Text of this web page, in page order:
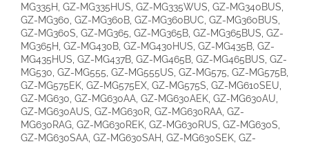
MG335H, GZ-MG335HUS, GZ-MG335WUS, GZ-MG340BUS,
GZ-MG360, GZ-MG360B, GZ-MG360BUC, GZ-MG360BUS,
GZ-MG360S, GZ-MG365, GZ-MG365B, GZ-MG365BUS, GZ-
MG365H, GZ-MG430B, GZ-MG430HUS, GZ-MG435B, GZ-
MG435HUS, GZ-MG437B, GZ-MG465B, GZ-MG465BUS, GZ-
MG530, GZ-MG555, GZ-MG555US, GZ-MG575, GZ-MG575B,
GZ-MG575EK, GZ-MG575EX, GZ-MG575S, GZ-MG610SEU,
GZ-MG630, GZ-MG630AA, GZ-MG630AEK, GZ-MG630AU,
GZ-MG630AUS, GZ-MG630R, GZ-MG630RAA, GZ-
MG630RAG, GZ-MG630REK, GZ-MG630RUS, GZ-MG630S,
GZ-MG630SAA, GZ-MG630SAH, GZ-MG630SEK, GZ-